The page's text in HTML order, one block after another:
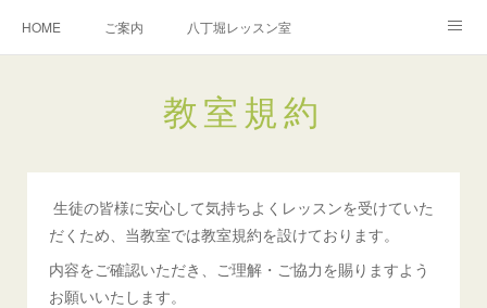
HOME ご案内 八丁堀レッスン室
教室規約
生徒の皆様に安心して気持ちよくレッスンを受けていた
だくため、当教室では教室規約を設けております。
内容をご確認いただき、ご理解・ご協力を賜りますよう
お願いいたします。